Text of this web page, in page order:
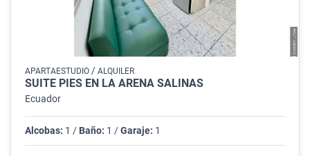
APARTAESTUDIO / ALQUILER
SUITE PIES EN LA ARENA SALINAS
Ecuador
Alcobas: 1 / Baño: 1 /Garaje: 1